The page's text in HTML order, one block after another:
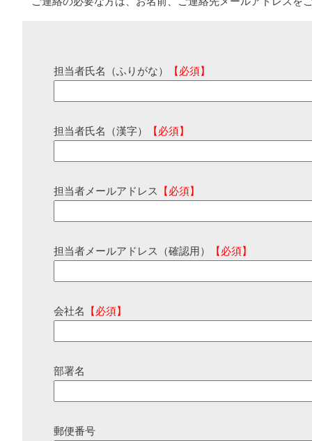
担当者氏名（ふりがな） 【必須】
担当者氏名（漢字） 【必須】
担当者メールアドレス 【必須】
担当者メールアドレス（確認用） 【必須】
会社名 【必須】
部署名
郵便番号